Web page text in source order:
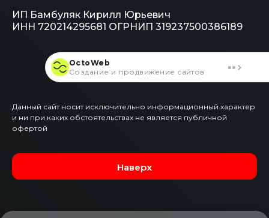
ИП Бамбуляк Кирилл Юрьевич
ИНН 720214295681 ОГРНИП 319237500386189
Данный сайт носит исключительно информационный характер
и ни при каких обстоятельствах не является публичной
офертой
Наверх
OctoWeb
Создание и продвижение сайтов